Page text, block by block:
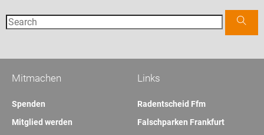
Links
Radentscheid Ffm
Falschparken Frankfurt
Mitmachen
Spenden
Mitglied werden